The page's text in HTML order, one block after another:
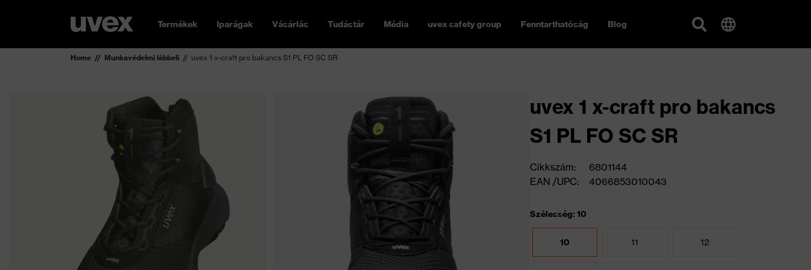
Termékek Iparágak Vásárlás Tudástár Média uvex safety group Fenntarthatóság Blog
Home Munkavédelmi lábbeli uvex 1 x-craft pro bakancs S1 PL FO SC SR
uvex 1 x-craft pro bakancs
S1 PL FO SC SR
Cikkszám:
6801144
EAN /UPC:
4066853010043
Szélesség: 10
10 11 12